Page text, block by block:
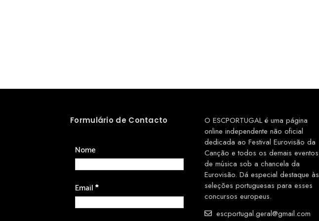
Formulário de Contacto
Nome
Email*
O ESCPORTUGAL é uma página
online independente não oficial
dedicada ao Festival Eurovisão da
Canção e todos os demais eventos
de música sob a chancela da
Eurovisão. Dá especial destaque às
seleções portuguesas para esses
concursos europeus.
escportugal.geral@gmail.com